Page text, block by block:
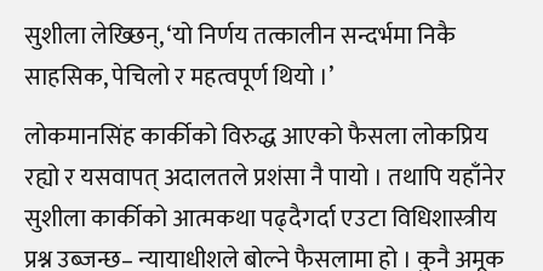
सुशीला लेख्छिन्, ‘यो निर्णय तत्कालीन सन्दर्भमा निकै
साहसिक, पेचिलो र महत्वपूर्ण थियो ।’
लोकमानसिंह कार्कीको विरुद्ध आएको फैसला लोकप्रिय
रह्यो र यसवापत् अदालतले प्रशंसा नै पायो । तथापि यहाँनेर
सुशीला कार्कीको आत्मकथा पढ्दैगर्दा एउटा विधिशास्त्रीय
प्रश्न उब्जन्छ– न्यायाधीशले बोल्ने फैसलामा हो । कुनै अमूक